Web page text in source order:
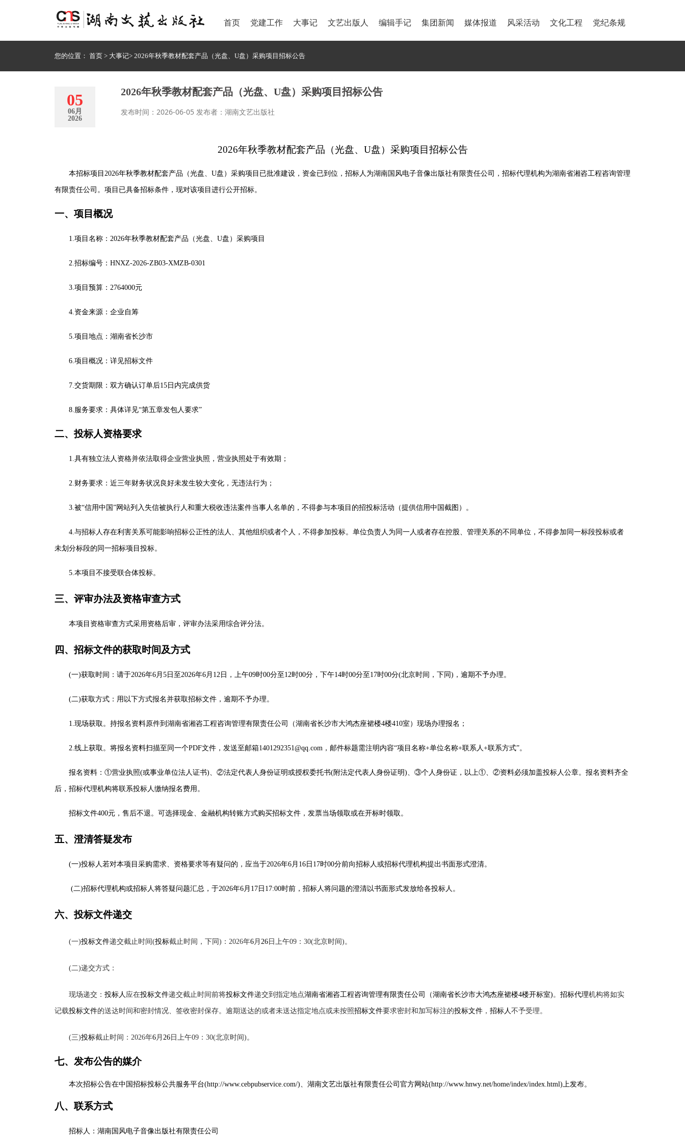
首页 党建工作 大事记 文艺出版人 编辑手记 集团新闻 媒体报道 风采活动 文化工程 党纪条规
您的位置： 首页 > 大事记> 2026年秋季教材配套产品（光盘、U盘）采购项目招标公告
05
06月
2026
2026年秋季教材配套产品（光盘、U盘）采购项目招标公告
发布时间：2026-06-05 发布者：湖南文艺出版社
2026年秋季教材配套产品（光盘、U盘）采购项目 招标公告
本招标项目 2026年秋季教材配套产品（光盘、U盘）采购项目 已批准建设，资金已到位，招标人为湖南国风电子音像出版社有限责任公司，招标代理机构为湖南省湘咨工程咨询管理
有限责任公司 。项目已具备招标条件，现对该项目进行公开招标。
一、项目概况
1.项目名称： 2026年秋季教材配套产品（光盘、U盘）采购项目
2.招标编号：HNXZ-2026-ZB03-XMZB-0301
3.项目预算： 2764000元
4.资金来源：企业自筹
5.项目地点：湖南省长沙市
6.项目概况：详见招标文件
7.交货期限：双方确认订单后15 日内完成供货
8.服务要求：具体详见“第五章发包人要求”
二、投标人资格要求
1.具有独立法人资格并依法取得企业营业执照，营业执照处于有效期；
2.财务要求：近三年财务状况良好未发生较大变化，无违法行为；
3.被“信用中国”网站列入失信被执行人和重大税收违法案件当事人名单的，不得参与本项目的招投标活动 （提供信用中国截图 ） 。
4.与招标人存在利害关系可能影响招标公正性的法人、其他组织或者个人，不得参加投标。单位负责人为同一人或者存在控股、管理关系的不同单位，不得参加同一标段投标或者
未划分标段的同一招标项目投标。
5.本项目不接受联合体投标。
三、 评审办法及资格审查方式
本项目资格审查方式采用资格后审，评审办法采用综合评分法。
四 、招标文件的获取时间及方式
(一)获取时间：请于2026年6月 5 日至2026年6月 12 日，上午09时00分至12时00分，下午14时00分至17时00分(北京时间，下同)，逾期不予办理。
(二)获取方式：用以下方式报名并获取招标文件 ，逾期不予办理。
1.现场获取。持报名资料原件到 湖南省湘咨工程咨询管理有限责任公司 （湖南省长沙市大鸿杰座裙楼4楼410室 ）现场办理报名；
2.线上获取。将报名资料扫描至同一个PDF文件，发送至邮箱1401292351@qq.com，邮件标题需注明内容“项目名称+单位名称+联系人+联系方式”。
报名资料： ①营业执照(或事业单位法人证书)、②法定代表人身份证明或授权委托书(附法定代表人身份证明)、③个人身份证，以上①、②资料必须加盖投标人公章。报名资料齐全
后， 招标代理机构将联系投标人缴纳报名费用。
招标文件400元，售后不退。可选择现金、金融机构转账方式购买招标文件，发票当场领取或在开标时领取。
五、澄清答疑发布
(一)投标人若对本项目采购需求、资格要求等有疑问的，应当于2026年6月 16 日 17时00分前向招标人或招标代理机构提出书面形式澄清。
(二)招标代理机构或招标人将答疑问题汇总，于2026年6月 17 日 17:00时前， 招标人将问题的澄清以书面形式发放给各投标人 。
六、投标文件递交
(一)投标文件递交截止时间(投标截止时间，下同 )：2026年6月 26 日上午09：30(北京时间)。
(二)递交方式：
现场递交 ： 投标人 应在投标文件递交截止时间前将投标文件递交到指定地点湖南省湘咨工程咨询管理有限责任公司 （湖南省长沙市大鸿杰座裙楼4楼开标室)。 招标代理机构将如实
记载投标文件的送达时间和密封情况、签收密封保存。逾期送达的或者未送达指定地点或未按照招标文件要求密封和加写标注的投标文件 ， 招标人不予受理。
(三)投标截止时间： 2026年6月 26 日上午09：30(北京时间)。
七、发布公告的媒介
本次招标公告在中国招标投标公共服务平台(http://www.cebpubservice.com/)、湖南文艺出版社有限责任公司官方网站(http://www.hnwy.net/home/index/index.html)上发布。
八、联系方式
招标人：湖南国风电子音像出版社有限责任公司